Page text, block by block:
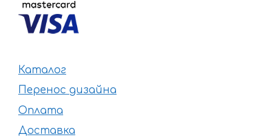
Каталог
Перенос дизайна
Оплата
Доставка